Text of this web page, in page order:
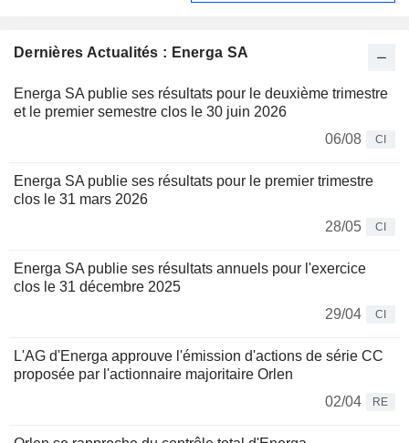
Dernières Actualités : Energa SA
Energa SA publie ses résultats pour le deuxième trimestre
et le premier semestre clos le 30 juin 2026
06/08
CI
Energa SA publie ses résultats pour le premier trimestre
clos le 31 mars 2026
28/05
CI
Energa SA publie ses résultats annuels pour l'exercice
clos le 31 décembre 2025
29/04
CI
L'AG d'Energa approuve l'émission d'actions de série CC
proposée par l'actionnaire majoritaire Orlen
02/04
RE